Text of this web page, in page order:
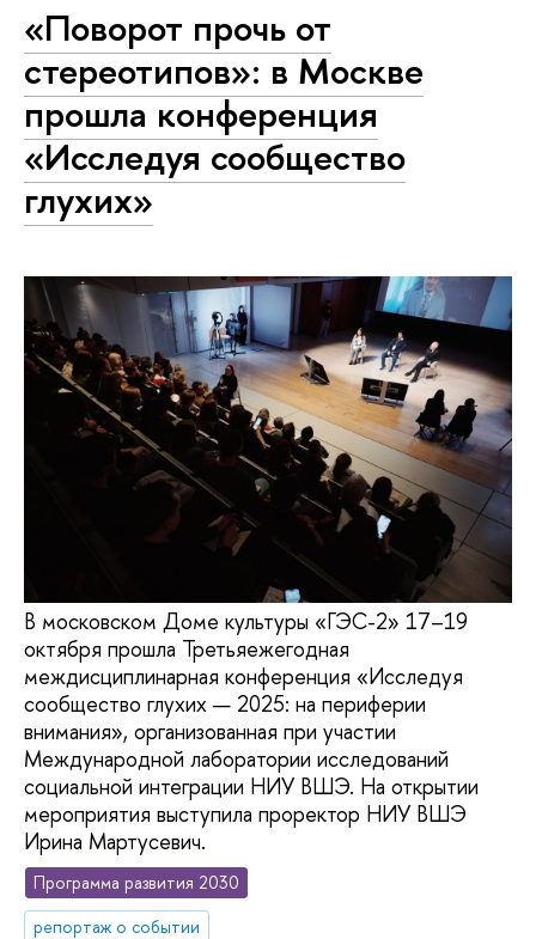
«Поворот прочь от
стереотипов»: в Москве
прошла конференция
«Исследуя сообщество
глухих»
В московском Доме культуры «ГЭС-2» 17–19
октября прошла Третьяежегодная
междисциплинарная конференция «Исследуя
сообщество глухих — 2025: на периферии
внимания», организованная при участии
Международной лаборатории исследований
социальной интеграции НИУ ВШЭ. На открытии
мероприятия выступила проректор НИУ ВШЭ
Ирина Мартусевич.
Программа развития 2030
репортаж о событии